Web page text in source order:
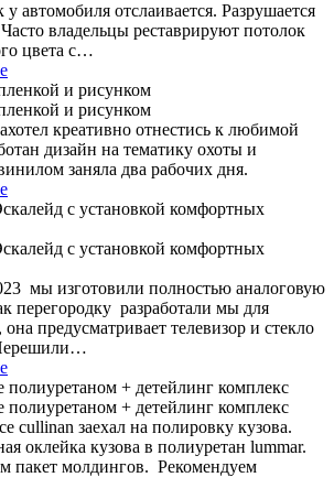
автомобиля отслаивается. Разрушается
владельцы реставрируют потолок
цвета с…
и рисунком
и рисунком
креативно отнестись к любимой
дизайн на тематику охоты и
заняла два рабочих дня.
с установкой комфортных
с установкой комфортных
мы изготовили полностью аналоговую
перегородку разработали мы для
предусматривает телевизор и стекло
+ детейлинг комплекс
+ детейлинг комплекс
cullinan заехал на полировку кузова.
оклейка кузова в полиуретан lummar.
пакет молдингов. Рекомендуем